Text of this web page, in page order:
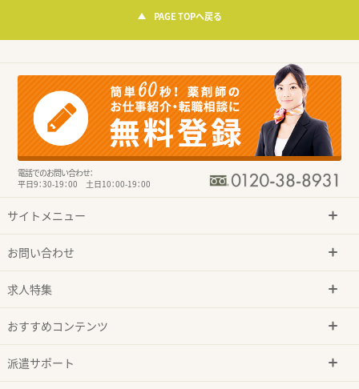
PAGE TOPへ戻る
電話でのお問い合わせ：
平日9：30-19：00 土日10：00-19：00
サイトメニュー
お問い合わせ
求人特集
おすすめコンテンツ
派遣サポート